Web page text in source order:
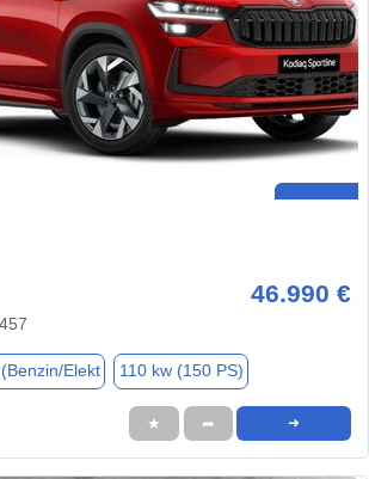
46.990 €
Elekt 110 kw (150 PS)
★ ➦ ➜